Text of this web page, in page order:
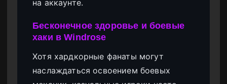
на аккаунте.
Бесконечное здоровье и боевые
хаки в Windrose
Хотя хардкорные фанаты могут
наслаждаться освоением боевых